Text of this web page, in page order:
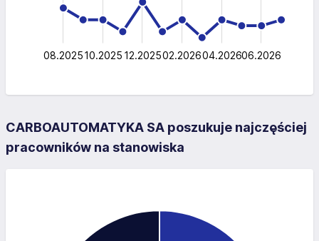
L
08.202510.2025 12.202502.202604.202606.2026
CARBOAUTOMATYKA SA poszukuje najczęściej
pracowników na stanowiska